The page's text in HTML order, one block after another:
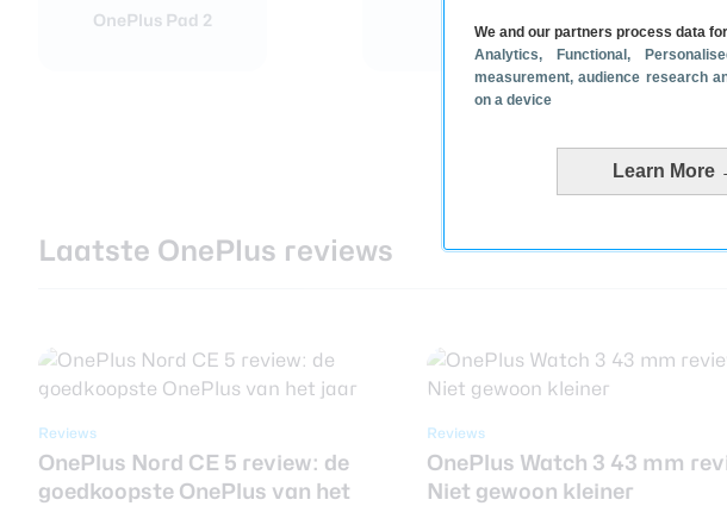
We and our partners process data
Analytics, Functional,
measurement, audience research
on a device
Learn More
OnePlus Pad 2
Laatste OnePlus reviews
Reviews
OnePlus Nord CE 5 review: de
goedkoopste OnePlus van het
Reviews
OnePlus Watch 3 43 mm
Niet gewoon kleiner